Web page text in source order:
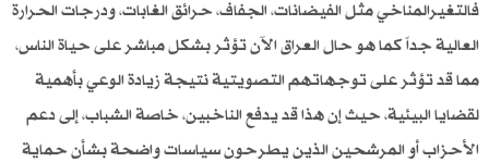
فالتغيرالمناخي مثل الفيضانات، الجفاف، حرائق الغابات، ودرجات الحرارة
العالية جداً كما هو حال العراق الآن تؤثر بشكل مباشر على حياة الناس،
مما قد تؤثر على توجهاتهم التصويتية نتيجة زيادة الوعي بأهمية
لقضايا البيئية، حيث إن هذا قد يدفع الناخبين، خاصة الشباب، إلى دعم
الأحزاب أو المرشحين الذين يطرحون سياسات واضحة بشأن حماية